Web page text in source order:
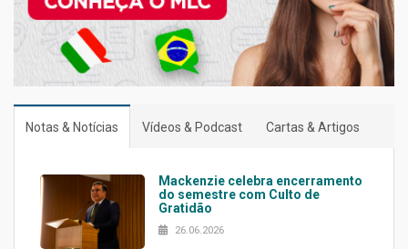
Notas & Notícias Vídeos & Podcast Cartas & Artigos
Mackenzie celebra encerramento
do semestre com Culto de
Gratidão
26.06.2026